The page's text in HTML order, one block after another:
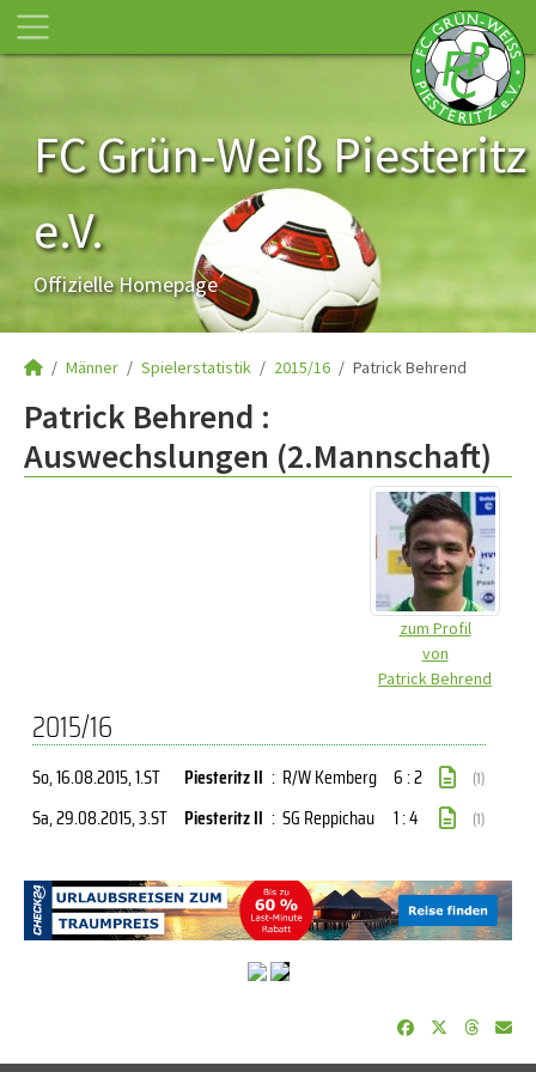
FC Grün-Weiß Piesteritz
e.V.
Offizielle Homepage
Männer Spielerstatistik 2015/16 Patrick Behrend
Patrick Behrend :
Auswechslungen (2.Mannschaft)
zum Profil
von
Patrick Behrend
2015/16
So, 16.08.2015, 1.ST Piesteritz II : R/W Kemberg 6 : 2 (1)
Sa, 29.08.2015, 3.ST Piesteritz II : SG Reppichau 1 : 4 (1)